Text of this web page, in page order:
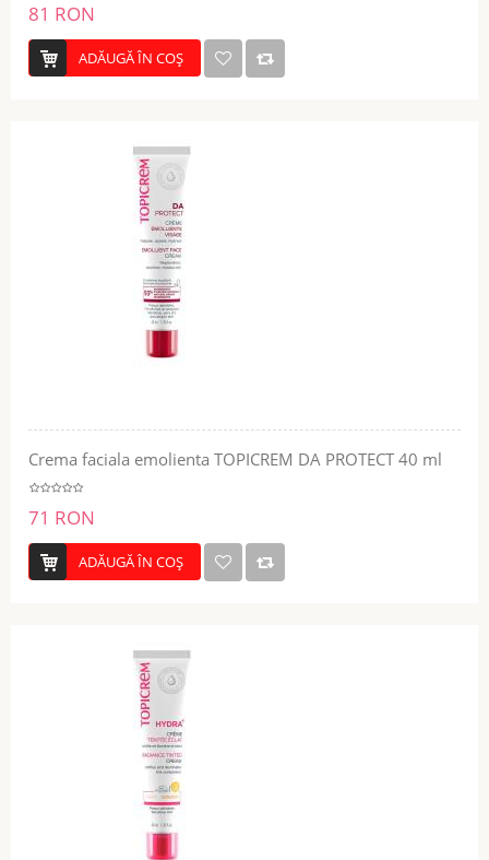
81 RON
ADĂUGĂ ÎN COŞ
Crema faciala emolienta TOPICREM DA PROTECT 40 ml
71 RON
ADĂUGĂ ÎN COŞ